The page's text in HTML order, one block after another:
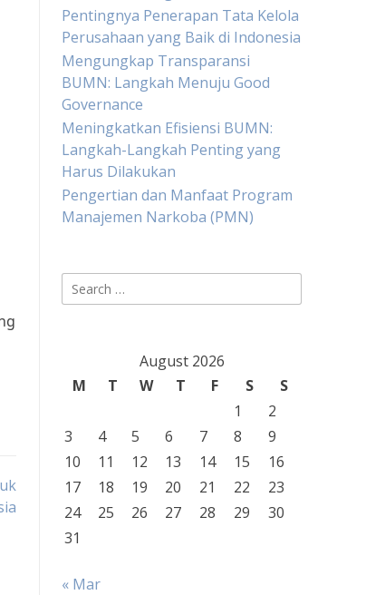
Pentingnya Penerapan Tata Kelola
Perusahaan yang Baik di Indonesia
Mengungkap Transparansi
BUMN: Langkah Menuju Good
Governance
Meningkatkan Efisiensi BUMN:
Langkah-Langkah Penting yang
Harus Dilakukan
Pengertian dan Manfaat Program
Manajemen Narkoba (PMN)
Search
for:
August 2026
M
T W T F S
S
1
2
3
4 5 6 7 8
9
10
11 12 13 14 15
16
17
18 19 20 21 22
23
24
25 26 27 28 29
30
31
« Mar